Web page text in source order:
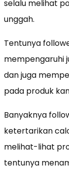
selalu melihat
unggah.
Tentunya
mempengaruhi
dan juga
pada produk
Banyaknya
ketertarikan
melihat-lihat
tentunya